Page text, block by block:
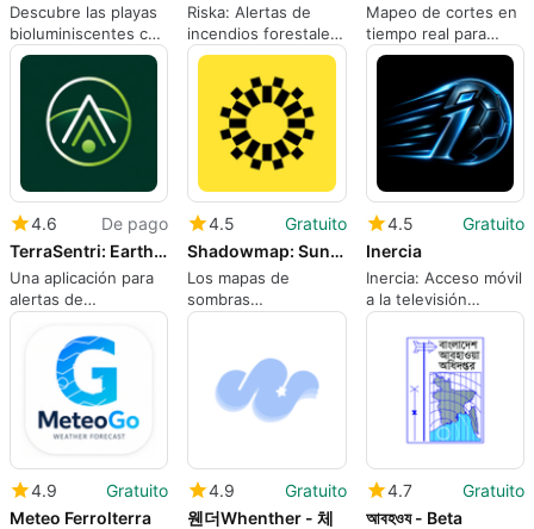
Descubre las playas
bioluminiscentes con
Sea Sparkle
Riska: Alertas de
incendios forestales
mantiene a los
locales informados
con advertencias
personalizadas
Mapeo de cortes en
tiempo real para
residentes y
pequeñas empresas
de Kerala
4.6
De pago
TerraSentri: Earthquake Alerts
Una aplicación para
alertas de
terremotos
localizadas en
tiempo real
4.5
Gratuito
Shadowmap: Sunlight Shade
Los mapas de
sombras
representan el sol y
mundo para una
planificación práctica
4.5
Gratuito
Inercia
Inercia: Acceso móvil
a la televisión
nacional para
espectadores de
4.9
Gratuito
Meteo Ferrolterra
4.9
Gratuito
웬더Whenther - 체
4.7
Gratuito
আবহওয - Beta